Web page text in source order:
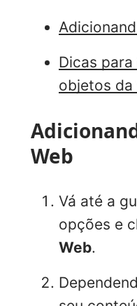
Dicas
objetos da
Web
Vá até a
opções e
Web.